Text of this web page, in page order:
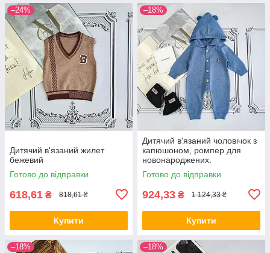
–24%
Дитячий в'язаний жилет
бежевий
Готово до відправки
618,61 ₴ 818,61 ₴
Купити
–18%
Дитячий в'язаний чоловічок з
капюшоном, ромпер для
новонароджених.
Готово до відправки
924,33 ₴ 1 124,33 ₴
Купити
–18% –18%